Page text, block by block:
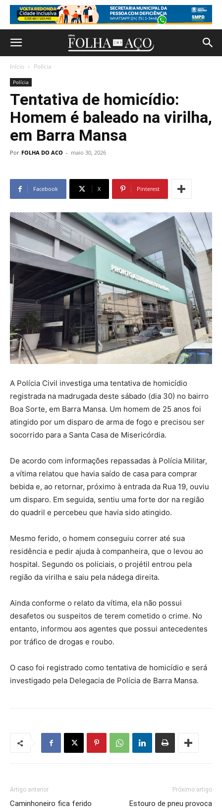
Início Polícia
Polícia
Tentativa de homicídio:
Homem é baleado na virilha,
em Barra Mansa
Por FOLHA DO ACO - maio 30, 2026
Facebook X Pinterest
A Polícia Civil investiga uma tentativa de homicídio
registrada na madrugada deste sábado (dia 30) no bairro
Boa Sorte, em Barra Mansa. Um homem de 25 anos foi
atingido por um disparo de arma de fogo e precisou ser
socorrido para a Santa Casa de Misericórdia.
De acordo com informações repassadas à Polícia Militar,
a vítima relatou que havia saído de casa para comprar
bebida e, ao retornar, próximo à entrada da Rua 19, ouviu
um disparo. Em seguida, sentiu uma forte dor na região
do quadril e percebeu que havia sido atingido.
Mesmo ferido, o homem conseguiu correr até sua
residência e pedir ajuda à companheira, que o levou ao
hospital. Segundo os policiais, o projétil entrou pela
região da virilha e saiu pela nádega direita.
Ainda conforme o relato da vítima, ela não possui
desafetos ou suspeitos de terem cometido o crime. No
entanto, informou aos agentes que possui antecedentes
por tráfico de drogas e roubo.
O caso foi registrado como tentativa de homicídio e será
investigado pela Delegacia de Polícia de Barra Mansa.
Artigo anterior
Caminhoneiro fica ferido
Próximo artigo
Estouro de pneu provoca